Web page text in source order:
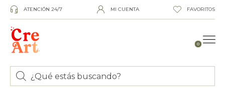
ATENCIÓN 24/7 MI CUENTA FAVORITOS
0